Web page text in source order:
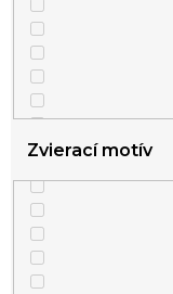
Zvierací motív